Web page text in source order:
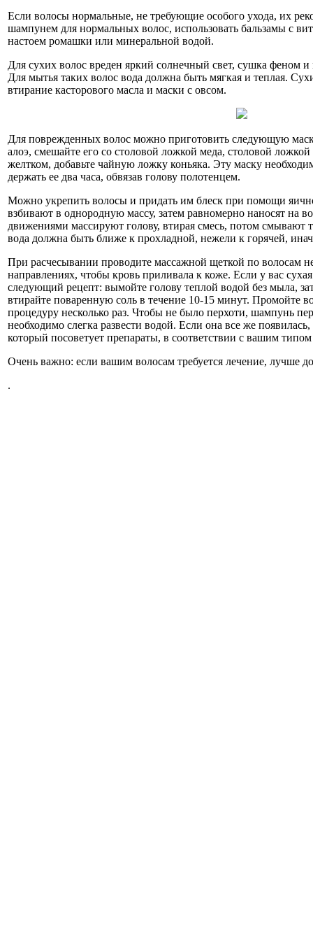
Если волосы нормальные, не требующие особого ухода, их
шампунем для нормальных волос, использовать бальзамы с
настоем ромашки или минеральной водой.
Для сухих волос вреден яркий солнечный свет, сушка феном
Для мытья таких волос вода должна быть мягкая и теплая.
втирание касторового масла и маски с овсом.
Для поврежденных волос можно приготовить следующую
алоэ, смешайте его со столовой ложкой меда, столовой
желтком, добавьте чайную ложку коньяка. Эту маску
держать ее два часа, обвязав голову полотенцем.
Можно укрепить волосы и придать им блеск при помощи
взбивают в однородную массу, затем равномерно наносят на
движениями массируют голову, втирая смесь, потом смывают
вода должна быть ближе к прохладной, нежели к горячей,
При расчесывании проводите массажной щеткой по волосам
направлениях, чтобы кровь приливала к коже. Если у вас
следующий рецепт: вымойте голову теплой водой без мыла,
втирайте поваренную соль в течение 10-15 минут. Промойте
процедуру несколько раз. Чтобы не было перхоти, шампунь
необходимо слегка развести водой. Если она все же появилась,
который посоветует препараты, в соответствии с вашим
Очень важно: если вашим волосам требуется лечение, лучше
.